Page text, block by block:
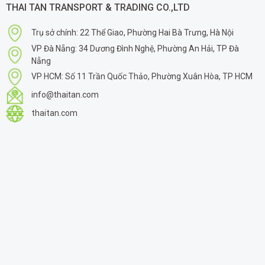
THAI TAN TRANSPORT & TRADING CO.,LTD
Trụ sở chính: 22 Thể Giao, Phường Hai Bà Trưng, Hà Nội
VP Đà Nẵng: 34 Dương Đình Nghệ, Phường An Hải, TP Đà
Nẵng
VP HCM: Số 11 Trần Quốc Thảo, Phường Xuân Hòa, TP HCM
info@thaitan.com
thaitan.com